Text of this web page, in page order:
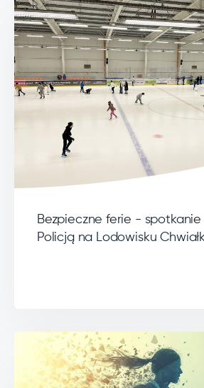
Bezpieczne ferie - spotkanie
Policją na Lodowisku